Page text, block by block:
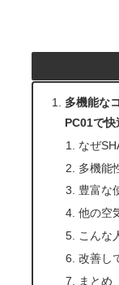
多機能な
PC01で快
なぜ
多機能
豊富な
他の空
こんな
改善し
まとめ